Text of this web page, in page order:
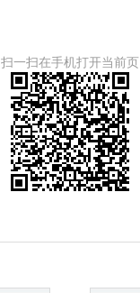
扫一扫在手机打开当前页